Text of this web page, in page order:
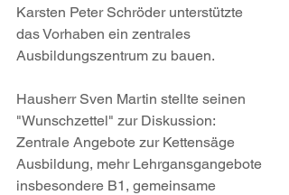
Karsten Peter Schröder unterstützte
das Vorhaben ein zentrales
Ausbildungszentrum zu bauen.
Hausherr Sven Martin stellte seinen
"Wunschzettel" zur Diskussion:
Zentrale Angebote zur Kettensäge
Ausbildung, mehr Lehrgansgangebote
insbesondere B1, gemeinsame